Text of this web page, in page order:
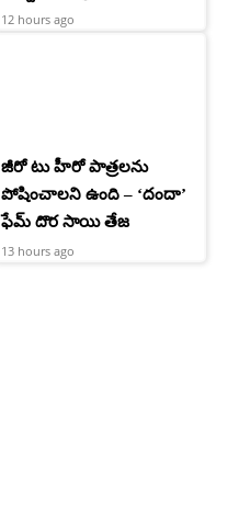
12 hours ago
జీరో టు హీరో పాత్రలను
పోషించాలని ఉంది – ‘దందా’
ఫేమ్ దొర సాయి తేజ
13 hours ago